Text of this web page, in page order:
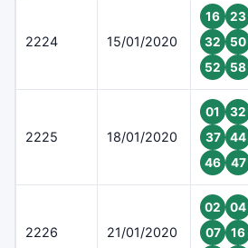
2224 15/01/2020
16
23
32
50
52
58
2225 18/01/2020
01
32
37
44
46
47
2226 21/01/2020
02
04
07
16